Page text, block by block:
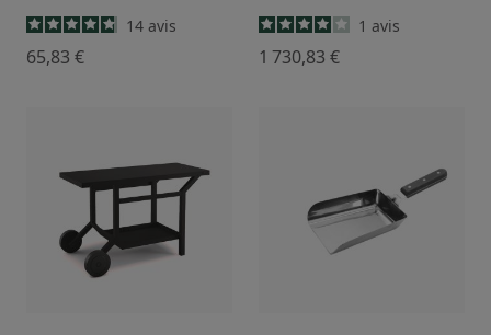
14 avis
65,83 €
1 avis
1 730,83 €